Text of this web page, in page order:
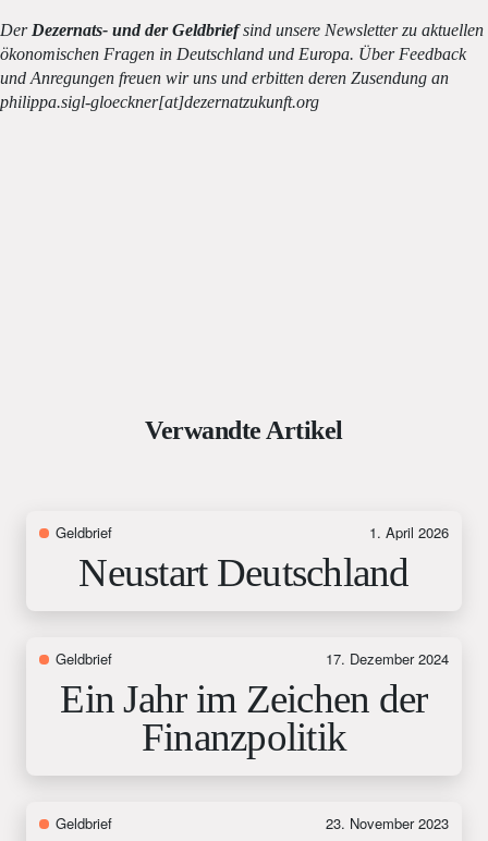
DerDezernats- und der Geldbriefsind unsere Newsletter zu aktuellen
ökonomischen Fragen in Deutschland und Europa. Über Feedback
und Anregungen freuen wir uns und erbitten deren Zusendung an
philippa.sigl-gloeckner[at]dezernatzukunft.org
Verwandte Artikel
Geldbrief 1. April 2026
Neustart Deutschland
Geldbrief 17. Dezember 2024
Ein Jahr im Zeichen der
Finanzpolitik
Geldbrief 23. November 2023